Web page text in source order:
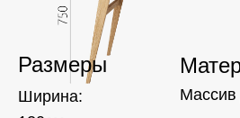
Размеры
Ширина:
Массив